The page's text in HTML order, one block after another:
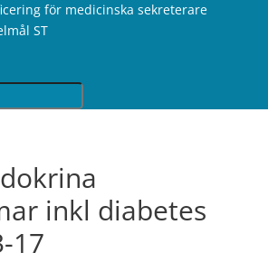
för medicinska sekreterare
ST
inkl diabetes
17